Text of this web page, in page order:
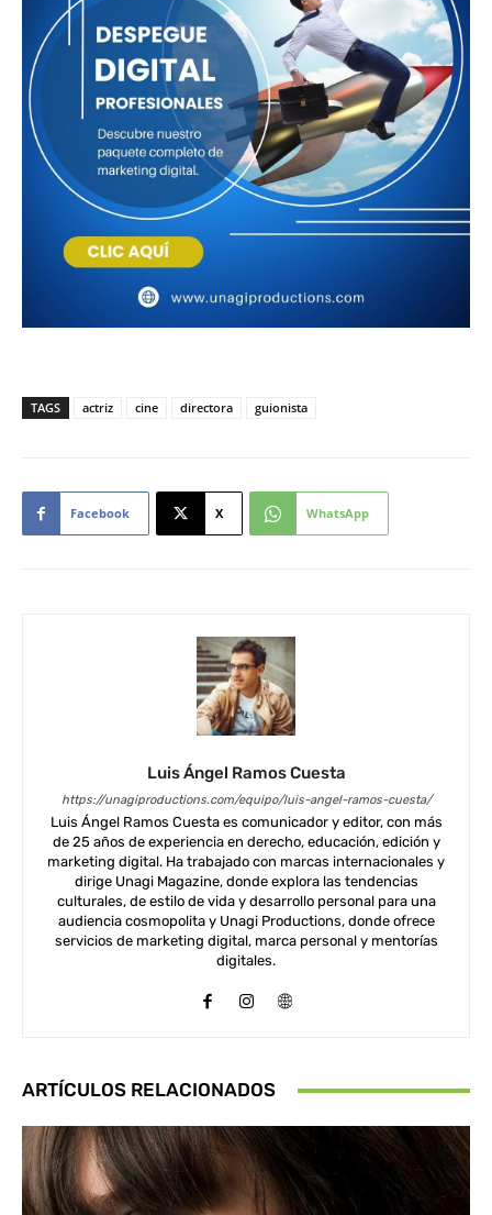
TAGS actriz cine directora guionista
Facebook X WhatsApp
Luis Ángel Ramos Cuesta
https://unagiproductions.com/equipo/luis-angel-ramos-cuesta/
Luis Ángel Ramos Cuesta es comunicador y editor, con más
de 25 años de experiencia en derecho, educación, edición y
marketing digital. Ha trabajado con marcas internacionales y
dirige Unagi Magazine, donde explora las tendencias
culturales, de estilo de vida y desarrollo personal para una
audiencia cosmopolita y Unagi Productions, donde ofrece
servicios de marketing digital, marca personal y mentorías
digitales.
ARTÍCULOS RELACIONADOS